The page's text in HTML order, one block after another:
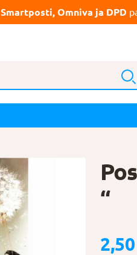
Smartposti, Omniva ja DPD
“
2,50